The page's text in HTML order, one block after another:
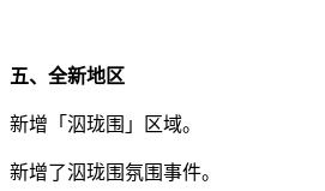
五、全新地区
新增「泅珑围」区域。
新增了泅珑围氛围事件。